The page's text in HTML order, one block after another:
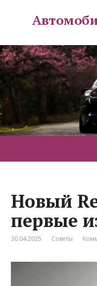
Новый
первые
30.04.2025 Советы